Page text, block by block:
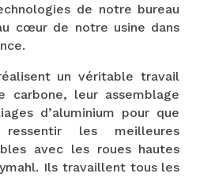
de notre bureau
cœur de notre usine dans
un véritable travail
carbone, leur assemblage
d’aluminium pour que
les meilleures
avec les roues hautes
Ils travaillent tous les